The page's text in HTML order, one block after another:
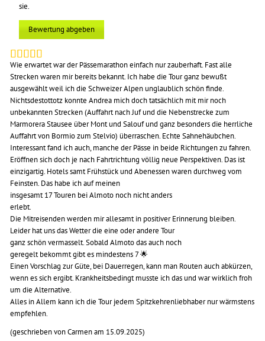
sie.
Bewertung abgeben
Wie erwartet war der Pässemarathon einfach nur zauberhaft. Fast alle
Strecken waren mir bereits bekannt. Ich habe die Tour ganz bewußt
ausgewählt weil ich die Schweizer Alpen unglaublich schön finde.
Nichtsdestottotz konnte Andrea mich doch tatsächlich mit mir noch
unbekannten Strecken (Auffahrt nach Juf und die Nebenstrecke zum
Marmorera Stausee über Mont und Salouf und ganz besonders die herrliche
Auffahrt von Bormio zum Stelvio) überraschen. Echte Sahnehäubchen.
Interessant fand ich auch, manche der Pässe in beide Richtungen zu fahren.
Eröffnen sich doch je nach Fahrtrichtung völlig neue Perspektiven. Das ist
einzigartig. Hotels samt Frühstück und Abenessen waren durchweg vom
Feinsten. Das habe ich auf meinen
insgesamt 17 Touren bei Almoto noch nicht anders
erlebt.
Die Mitreisenden werden mir allesamt in positiver Erinnerung bleiben.
Leider hat uns das Wetter die eine oder andere Tour
ganz schön vermasselt. Sobald Almoto das auch noch
geregelt bekommt gibt es mindestens 7 🌟
Einen Vorschlag zur Güte, bei Dauerregen, kann man Routen auch abkürzen,
wenn es sich ergibt. Krankheitsbedingt musste ich das und war wirklich froh
um die Alternative.
Alles in Allem kann ich die Tour jedem Spitzkehrenliebhaber nur wärmstens
empfehlen.
(geschrieben von Carmen am 15.09.2025)